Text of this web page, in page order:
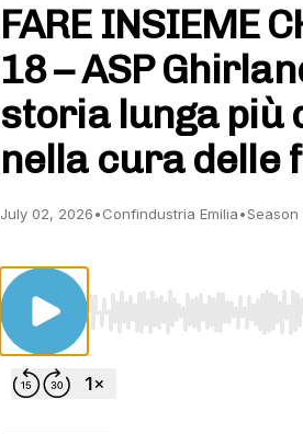
FARE INSIEME
18 – ASP
storia lunga più
nella cura delle
July 02, 2026•Confindustria Emilia•Season
Use Left/Right to seek,